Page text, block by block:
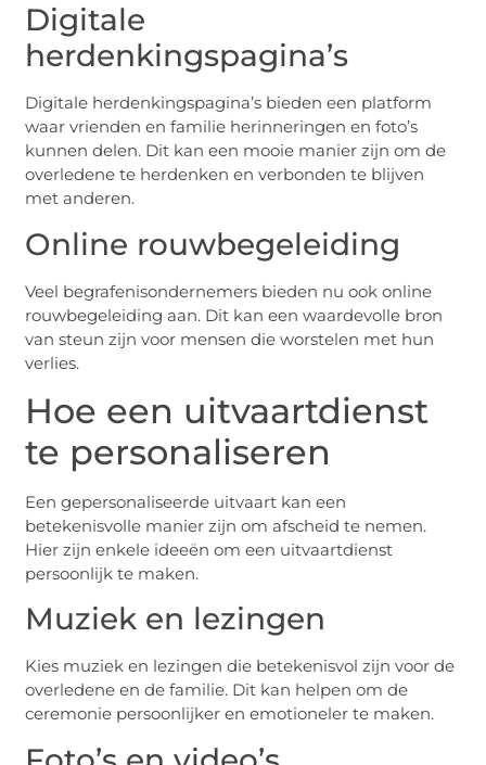
Digitale
herdenkingspagina’s
Digitale herdenkingspagina’s bieden een platform
waar vrienden en familie herinneringen en foto’s
kunnen delen. Dit kan een mooie manier zijn om de
overledene te herdenken en verbonden te blijven
met anderen.
Online rouwbegeleiding
Veel begrafenisondernemers bieden nu ook online
rouwbegeleiding aan. Dit kan een waardevolle bron
van steun zijn voor mensen die worstelen met hun
verlies.
Hoe een uitvaartdienst
te personaliseren
Een gepersonaliseerde uitvaart kan een
betekenisvolle manier zijn om afscheid te nemen.
Hier zijn enkele ideeën om een uitvaartdienst
persoonlijk te maken.
Muziek en lezingen
Kies muziek en lezingen die betekenisvol zijn voor de
overledene en de familie. Dit kan helpen om de
ceremonie persoonlijker en emotioneler te maken.